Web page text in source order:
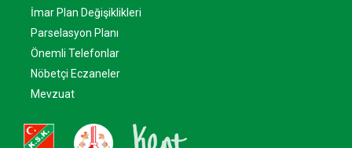
İmar Plan Değişiklikleri
Parselasyon Planı
Önemli Telefonlar
Nöbetçi Eczaneler
Mevzuat